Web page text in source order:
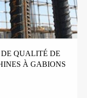
QUALITÉ DE
À GABIONS